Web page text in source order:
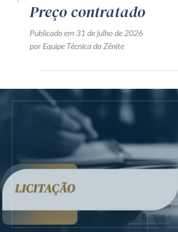
Preço contratado
Publicado em 31 de julho de 2026
por Equipe Técnica da Zênite